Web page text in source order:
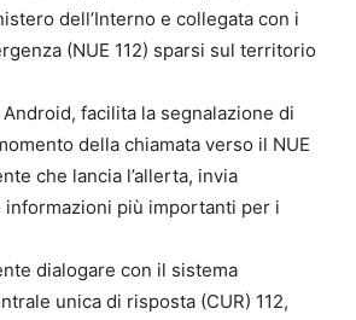
dell’Interno e collegata con i
(NUE 112) sparsi sul territorio
facilita la segnalazione di
della chiamata verso il NUE
che lancia l’allerta, invia
informazioni più importanti per i
dialogare con il sistema
unica di risposta (CUR) 112,